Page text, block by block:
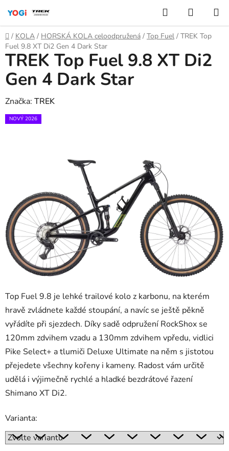
obsah
Hledat
KOŠÍK
Domů
/ KOLA / HORSKÁ KOLA celoodpružená / Top Fuel / TREK Top
Fuel 9.8 XT Di2 Gen 4 Dark Star
Top Fuel 9.8 je lehké trailové kolo z karbonu, na kterém
hravě zvládnete každé stoupání, a navíc se ještě pěkně
vyřádíte při sjezdech. Díky sadě odpružení RockShox se
120mm zdvihem vzadu a 130mm zdvihem vpředu, vidlici
Pike Select+ a tlumiči Deluxe Ultimate na něm s jistotou
přejedete všechny kořeny i kameny. Radost vám určitě
udělá i výjimečně rychlé a hladké bezdrátové řazení
Shimano XT Di2.
Varianta:
TREK Top Fuel 9.8 XT Di2
Gen 4 Dark Star
Značka: TREK
NOVÝ 2026